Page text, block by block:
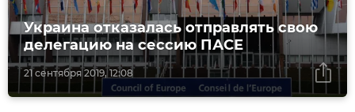
21 сентября 2019, 12:08
Украина отказалась отправлять свою
делегацию на сессию ПАСЕ